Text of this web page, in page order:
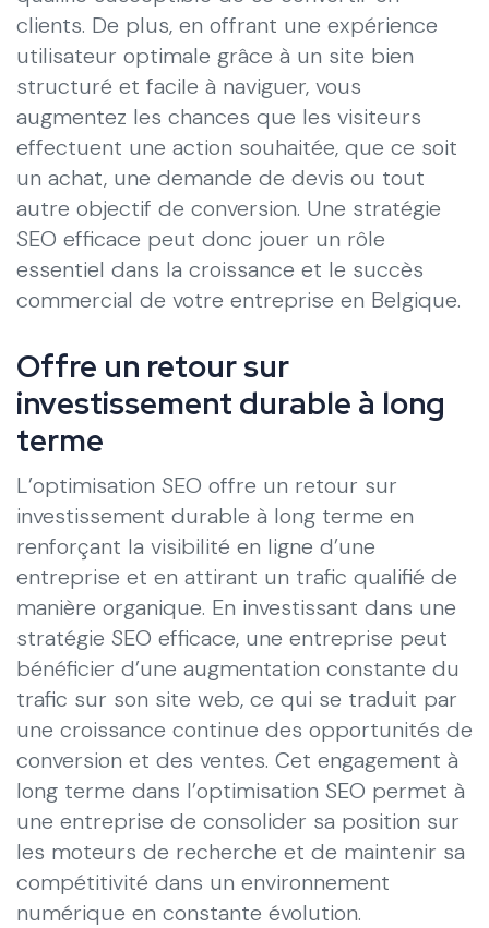
clients. De plus, en offrant une expérience
utilisateur optimale grâce à un site bien
structuré et facile à naviguer, vous
augmentez les chances que les visiteurs
effectuent une action souhaitée, que ce soit
un achat, une demande de devis ou tout
autre objectif de conversion. Une stratégie
SEO efficace peut donc jouer un rôle
essentiel dans la croissance et le succès
commercial de votre entreprise en Belgique.
Offre un retour sur
investissement durable à long
terme
L’optimisation SEO offre un retour sur
investissement durable à long terme en
renforçant la visibilité en ligne d’une
entreprise et en attirant un trafic qualifié de
manière organique. En investissant dans une
stratégie SEO efficace, une entreprise peut
bénéficier d’une augmentation constante du
trafic sur son site web, ce qui se traduit par
une croissance continue des opportunités de
conversion et des ventes. Cet engagement à
long terme dans l’optimisation SEO permet à
une entreprise de consolider sa position sur
les moteurs de recherche et de maintenir sa
compétitivité dans un environnement
numérique en constante évolution.